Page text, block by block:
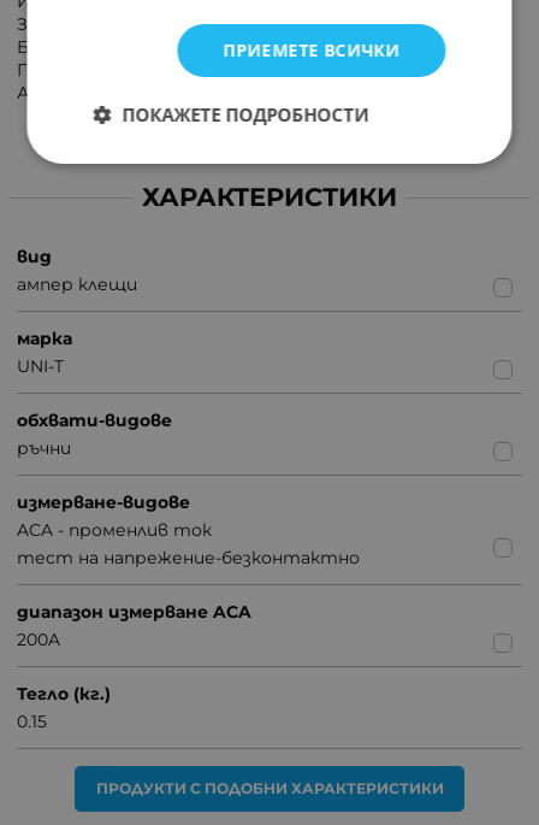
Записване на максимална/минимална стойност
Безконтактен детектор на напрежение
Подсветка на екрана
Автоматично изключване
ХАРАКТЕРИСТИКИ
вид
ампер клещи
марка
UNI-T
обхвати-видове
ръчни
измерване-видове
ACA - променлив ток
тест на напрежение-безконтактно
диапазон измерване ACA
200A
Тегло (кг.)
0.15
ПРОДУКТИ С ПОДОБНИ ХАРАКТЕРИСТИКИ
ПРИЕМЕТЕ ВСИЧКИ
ПОКАЖЕТЕ ПОДРОБНОСТИ